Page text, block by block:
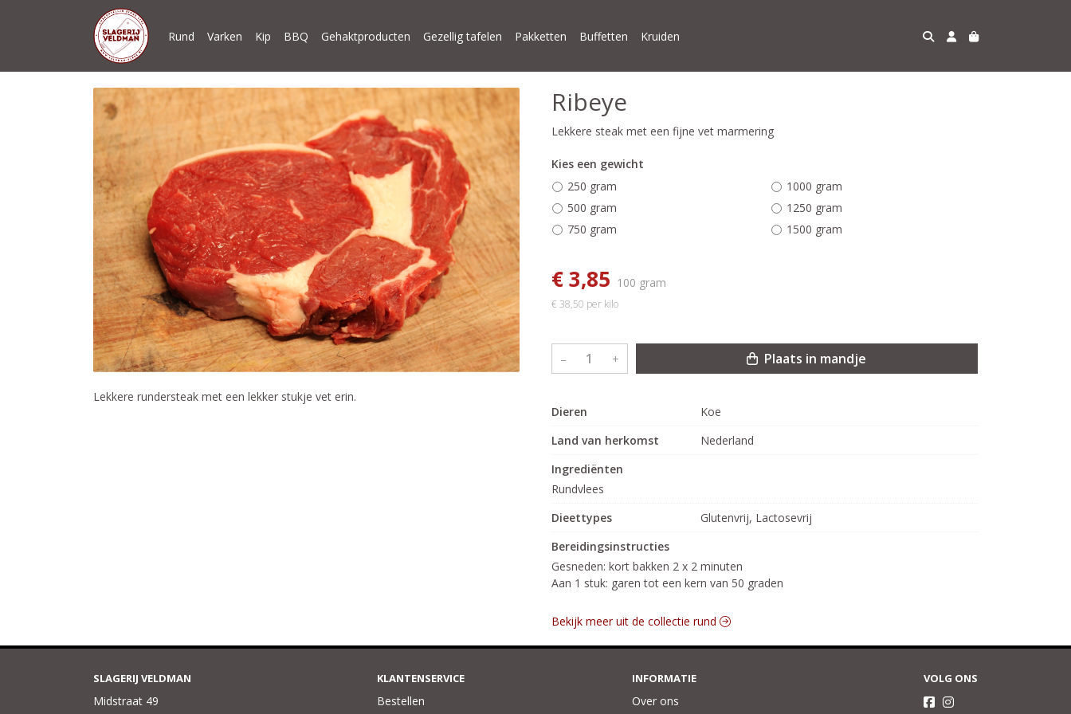
Rund Varken Kip BBQ Gehaktproducten Gezellig tafelen Pakketten Buffetten Kruiden
Lekkere rundersteak met een lekker stukje vet erin.
Ribeye
Lekkere steak met een fijne vet marmering
Kies een gewicht
250 gram
500 gram
750 gram
1000 gram
1250 gram
1500 gram
€ 3,85 100 gram
€ 38,50 per kilo
– + Plaats in mandje
Dieren
Koe
Land van herkomst
Nederland
Ingrediënten
Rundvlees
Dieettypes
Glutenvrij, Lactosevrij
Bereidingsinstructies
Gesneden: kort bakken 2 x 2 minuten
Aan 1 stuk: garen tot een kern van 50 graden
Bekijk meer uit de collectie rund
SLAGERIJ VELDMAN
Midstraat 49
KLANTENSERVICE
Bestellen
INFORMATIE
Over ons
VOLG ONS